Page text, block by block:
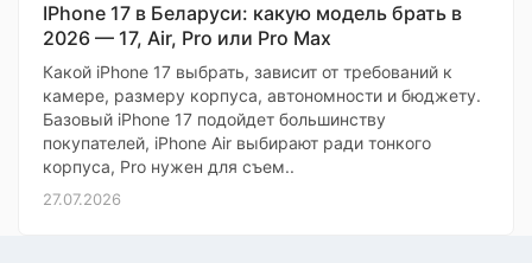
IPhone 17 в Беларуси: какую модель брать в
2026 — 17, Air, Pro или Pro Max
Какой iPhone 17 выбрать, зависит от требований к
камере, размеру корпуса, автономности и бюджету.
Базовый iPhone 17 подойдет большинству
покупателей, iPhone Air выбирают ради тонкого
корпуса, Pro нужен для съем..
27.07.2026